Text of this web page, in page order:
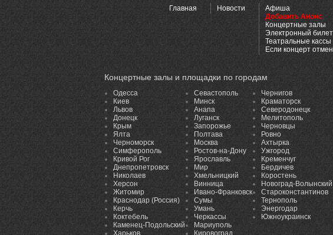
Главная Новости
Афиша
Добавить Анонс
Концертные залы
Электронный билет
Театральные кассы
Если концерт
Концертные залы и площадки по городам
Одесса
Киев
Львов
Донецк
Крым
Ялта
Черноморск
Симферополь
Кривой Рог
Днепропетровск
Николаев
Херсон
Житомир
Краснодар (Россия)
Керчь
Коктебель
Каменец-Подольский
Харьков
Севастополь
Минск
Анапа
Луганск
Запорожье
Полтава
Москва
Ростов-на-Дону
Ярославль
Мир
Хмельницкий
Винница
Ивано-Франковск
Сумы
Умань
Черкассы
Мариуполь
Кировоград
Чернигов
Краматорск
Северодонецк
Мелитополь
Черновцы
Ровно
Ахтырка
Ужгород
Кременчуг
Бердичев
Коростень
Новоград-Волынский
Староконстантинов
Тернополь
Энергодар
Южноукраинск